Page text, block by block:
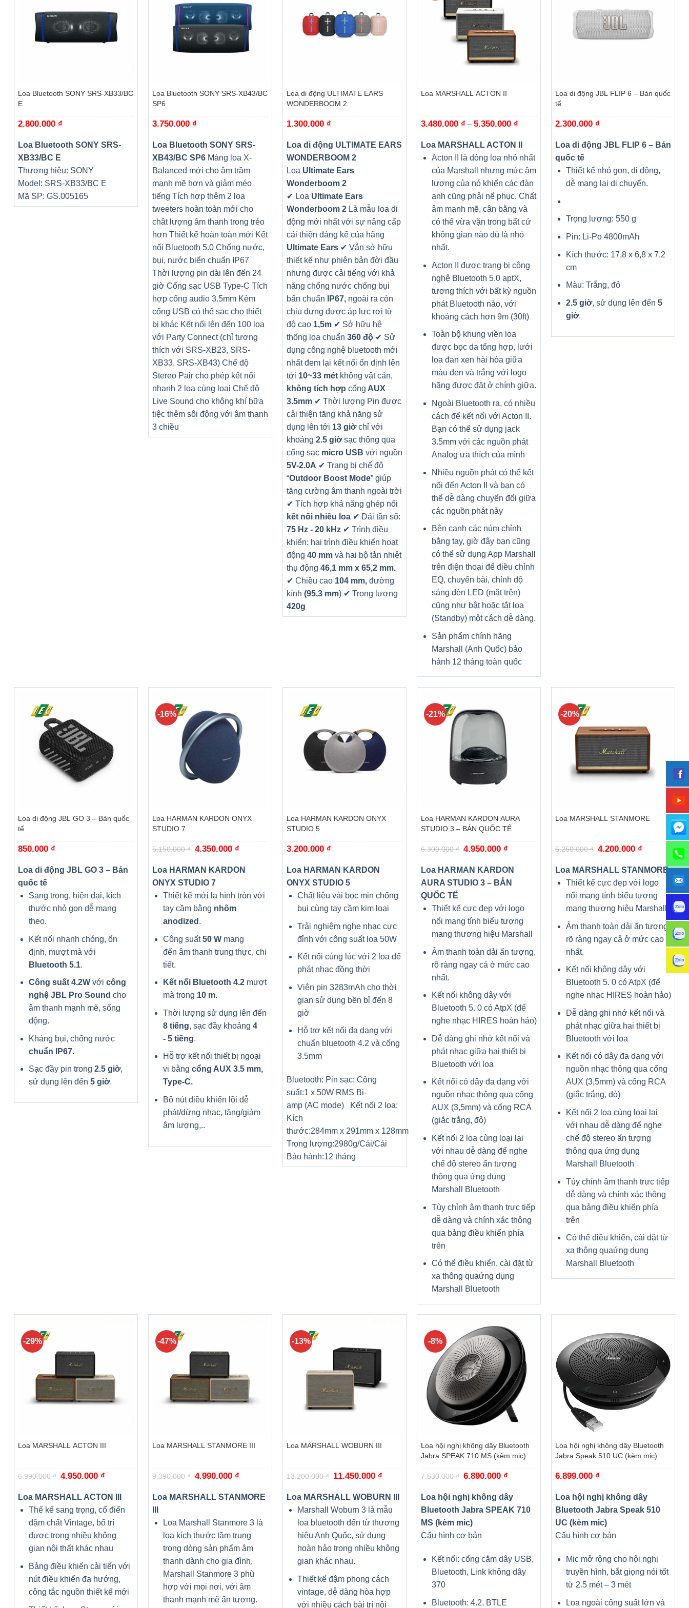
Loa Bluetooth SONY SRS-XB33/BC
E
2.800.000 ₫
Loa Bluetooth SONY SRS-
XB33/BC E
Thương hiệu: SONY
Model: SRS-XB33/BC E
Mã SP: GS.005165
Loa Bluetooth SONY SRS-XB43/BC
SP6
3.750.000 ₫
Loa Bluetooth SONY SRS-
XB43/BC SP6Màng loa X-
Balanced mới cho âm trầm
mạnh mẽ hơn và giảm méo
tiếng Tích hợp thêm 2 loa
tweeters hoàn toàn mới cho
chât lượng âm thanh trong trẻo
hơn Thiết kế hoàn toàn mới Kết
nối Bluetooth 5.0 Chống nước,
bụi, nước biển chuẩn IP67
Thời lượng pin dài lên đến 24
giờ Cổng sạc USB Type-C Tích
hợp cổng audio 3.5mm Kèm
cổng USB có thể sạc cho thiết
bị khác Kết nối lên đến 100 loa
với Party Connect (chỉ tương
thích với SRS-XB23, SRS-
XB33, SRS-XB43) Chế độ
Stereo Pair cho phép kết nối
nhanh 2 loa cùng loại Chế độ
Live Sound cho không khí bữa
tiệc thêm sôi động với âm thanh
3 chiều
Loa di động ULTIMATE EARS
WONDERBOOM 2
1.300.000 ₫
Loa di động ULTIMATE EARS
WONDERBOOM 2
Loa Ultimate Ears
Wonderboom 2
✔ Loa Ultimate Ears
Wonderboom 2 Là mẫu loa di
động mới nhất với sự nâng cấp
cải thiện đáng kể của hãng
Ultimate Ears ✔ Vẫn sở hữu
thiết kế như phiên bản đời đầu
nhưng được cải tiếng với khả
năng chống nước chống bụi
bẩn chuẩn
IP67,ngoài ra còn
chịu đựng được áp lực rơi từ
độ cao 1,5m ✔ Sở hữu hệ
thống loa chuẩn 360 độ ✔ Sử
dụng công nghệ bluetooth mới
nhất đem lại kết nối ổn định lên
tới 10~33 métkhông vật cản,
không tích hợp cổng AUX
3.5mm ✔ Thời lượng Pin được
cải thiện tăng khả năng sử
dụng lên tới 13 giờchỉ với
khoảng 2.5 giờsạc thông qua
cổng sạc micro USB với nguồn
5V-2.0A ✔ Trang bị chế độ
“Outdoor Boost Mode” giúp
tăng cường âm thanh ngoài trời
✔ Tích hợp khả năng ghép nối
kết nối nhiều loa ✔ Dải tần số:
75 Hz - 20 kHz ✔ Trình điều
khiển: hai trình điều khiển hoạt
động 40 mmvà hai bộ tản nhiệt
thụ động 46,1 mm x 65,2 mm.
✔ Chiều cao 104 mm,đường
kính (95,3 mm)✔ Trọng lượng
420g
Loa MARSHALL ACTON II
3.480.000 ₫ – 5.350.000 ₫Khoảng
3.480.000 ₫
5.350.000 ₫
Loa MARSHALL ACTON II
Acton II là dòng loa nhỏ nhất
của Marshall nhưng mức âm
lượng của nó khiến các đàn
anh cũng phải nể phục. Chất
âm mạnh mẽ, cân bằng và
có thể vừa vặn trong bất cứ
không gian nào dù là nhỏ
nhất.
Acton II được trang bị công
nghệ Bluetooth 5.0 aptX,
tương thích với bất kỳ nguồn
phát Bluetooth nào, với
khoảng cách hơn 9m (30ft)
Toàn bộ khung viền loa
được bọc da tổng hợp, lưới
loa đan xen hài hòa giữa
màu đen và trắng với logo
hãng được đặt ở chính giữa.
Ngoài Bluetooth ra, có nhiều
cách để kết nối với Acton II.
Bạn có thể sử dụng jack
3.5mm với các nguồn phát
Analog ưa thích của mình
Nhiều nguồn phát có thể kết
nối đến Acton II và bạn có
thể dễ dàng chuyển đổi giữa
các nguồn phát này
Bên cạnh các núm chỉnh
bằng tay, giờ đây bạn cũng
có thể sử dụng App Marshall
trên điện thoại để điều chỉnh
EQ, chuyển bài, chỉnh độ
sáng đèn LED (mặt trên)
cũng như bật hoặc tắt loa
(Standby) một cách dễ dàng.
Sản phẩm chính hãng
Marshall (Anh Quốc) bảo
hành 12 tháng toàn quốc
Loa di động JBL FLIP 6 – Bản quốc
tế
2.300.000 ₫
Loa di động JBL FLIP 6 – Bản
quốc tế
Thiết kế nhỏ gọn, di động,
dễ mang lại di chuyển.
Trọng lượng: 550 g
Pin: Li-Po 4800mAh
Kích thước: 17,8 x 6,8 x 7,2
cm
Màu: Trắng, đỏ
2.5 giờ, sử dụng lên đến 5
giờ.
Loa di động JBL GO 3 – Bản quốc
tế
850.000 ₫
Loa di động JBL GO 3 – Bản
quốc tế
Sang trọng, hiện đại, kích
thước nhỏ gọn dễ mang
theo.
Kết nối nhanh chóng, ổn
định, mượt mà với
Bluetooth 5.1.
Công suất 4.2Wvới công
nghệ JBL Pro Sound cho
âm thanh mạnh mẽ, sống
động.
Kháng bụi, chống nước
chuẩn IP67.
Sạc đầy pin trong 2.5 giờ,
sử dụng lên đến 5 giờ.
-16%
Loa HARMAN KARDON ONYX
STUDIO 7
5.150.000₫ Giá
5.150.000 ₫.
4.350.000 ₫
là:
Loa HARMAN KARDON
ONYX STUDIO 7
Thiết kế mới lạ hình tròn với
tay cầm bằng nhôm
anodized .
Công suất50 W mang
đến âm thanh trung thực, chi
tiết.
Kết nối Bluetooth 4.2mượt
mà trong 10 m.
Thời lượng sử dụng lên đến
8 tiếng, sạc đầy khoảng 4
- 5 tiếng.
Hỗ trợ kết nối thiết bị ngoại
vi bằng cổng AUX 3.5 mm,
Type-C.
Bộ nút điều khiển lồi dễ
phát/dừng nhạc, tăng/giảm
âm lượng,..
Loa HARMAN KARDON ONYX
STUDIO 5
3.200.000 ₫
Loa HARMAN KARDON
ONYX STUDIO 5
Chất liệu vải bọc mịn chống
bụi cùng tay cầm kim loại
Trải nghiệm nghe nhạc cực
đỉnh với công suất loa 50W
Kết nối cùng lúc với 2 loa để
phát nhạc đồng thời
Viên pin 3283mAh cho thời
gian sử dụng bền bỉ đến 8
giờ
Hỗ trợ kết nối đa dạng với
chuẩn bluetooth 4.2 và cổng
3.5mm
Bluetooth: Pin sạc: Công
suất:1 x 50W RMS Bi-
amp (AC mode)
Kết nối 2 loa:
Kích
thước:284mm x 291mm x 128mm
Trọng lượng:2980g/Cái/Cái
Bảo hành:12 tháng
-21%
Loa HARMAN KARDON AURA
STUDIO 3 – BẢN QUỐC TẾ
6.300.000₫ Giá
6.300.000 ₫.
4.950.000 ₫
là:
Loa HARMAN KARDON
AURA STUDIO 3 – BẢN
QUỐC TẾ
Thiết kế cực đẹp với logo
nổi mang tính biểu tượng
mang thương hiệu Marshall
Âm thanh toàn dải ấn tượng,
rõ ràng ngay cả ở mức cao
nhất.
Kết nối không dây với
Bluetooth 5. 0 có AtpX (để
nghe nhạc HIRES hoàn hảo)
Dễ dàng ghi nhớ kết nối và
phát nhạc giữa hai thiết bị
Bluetooth với loa
Kết nối có dây đa dạng với
nguồn nhạc thông qua cổng
AUX (3,5mm) và cổng RCA
(giắc trắng, đỏ)
Kết nối 2 loa cùng loại lại
với nhau dễ dàng để nghe
chế độ stereo ấn tượng
thông qua ứng dụng
Marshall Bluetooth
Tùy chỉnh âm thanh trực tiếp
dễ dàng và chính xác thông
qua bảng điều khiển phía
trên
Có thể điều khiển, cài đặt từ
xa thông quaứng dụng
Marshall Bluetooth
-20%
Loa MARSHALL STANMORE
5.250.000₫ Giá
5.250.000 ₫.
4.200.000 ₫
là:
4.200.000 ₫.
Loa MARSHALL STANMORE
Thiết kế cực đẹp với logo
nổi mang tính biểu tượng
mang thương hiệu Marshall
Âm thanh toàn dải ấn tượng,
rõ ràng ngay cả ở mức cao
nhất.
Kết nối không dây với
Bluetooth 5. 0 có AtpX (để
nghe nhạc HIRES hoàn hảo)
Dễ dàng ghi nhớ kết nối và
phát nhạc giữa hai thiết bị
Bluetooth với loa
Kết nối có dây đa dạng với
nguồn nhạc thông qua cổng
AUX (3,5mm) và cổng RCA
(giắc trắng, đỏ)
Kết nối 2 loa cùng loại lại
với nhau dễ dàng để nghe
chế độ stereo ấn tượng
thông qua ứng dụng
Marshall Bluetooth
Tùy chỉnh âm thanh trực tiếp
dễ dàng và chính xác thông
qua bảng điều khiển phía
trên
Có thể điều khiển, cài đặt từ
xa thông quaứng dụng
Marshall Bluetooth
-29%
Loa MARSHALL ACTON III
6.990.000₫ Giá
6.990.000 ₫.
4.950.000 ₫
là:
Loa MARSHALL ACTON III
Thế kế sang trọng, cổ điển
đậm chất Vintage, bố trí
được trong nhiều không
gian nội thất khác nhau
Bảng điều khiển cải tiến với
nút điều khiển đa hướng,
công tắc nguồn thiết kế mới
-47%
Loa MARSHALL STANMORE III
9.390.000₫ Giá
9.390.000 ₫.
4.990.000 ₫
là:
Loa MARSHALL STANMORE
Loa Marshall Stanmore 3 là
loa kích thước tầm trung
trong dòng sản phẩm âm
thanh dành cho gia đình,
Marshall Stanmore 3 phù
hợp với mọi nơi, với âm
thanh mạnh mẽ ấn tượng.
-13%
Loa MARSHALL WOBURN III
13.200.000₫ Giá
13.200.000 ₫.
11.450.000 ₫
là:
11.450.000 ₫.
Loa MARSHALL WOBURN III
Marshall Woburn 3 là mẫu
loa bluetooth đến từ thương
hiệu Anh Quốc, sử dụng
hoàn hảo trong nhiều không
gian khác nhau.
Thiết kế đậm phong cách
vintage, dễ dàng hòa hợp
với nhiều cách bài trí nội
-8%
Loa hội nghị không dây Bluetooth
Jabra SPEAK 710 MS (kèm mic)
7.530.000₫ Giá
7.530.000 ₫.
6.890.000 ₫
là:
6.890.000 ₫.
Loa hội nghị không dây
Bluetooth Jabra SPEAK 710
MS (kèm mic)
Cấu hình cơ bản
Kết nối: cổng cắm dây USB,
Bluetooth, Link không dây
370
Bluetooth: 4.2, BTLE
Loa hội nghị không dây Bluetooth
Jabra Speak 510 UC (kèm mic)
6.899.000 ₫
Loa hội nghị không dây
Bluetooth Jabra Speak 510
UC (kèm mic)
Cấu hình cơ bản
Mic mở rộng cho hội nghị
truyền hình, bắt giọng nói tốt
từ 2.5 mét – 3 mét
Loa ngoài công suất lớn và